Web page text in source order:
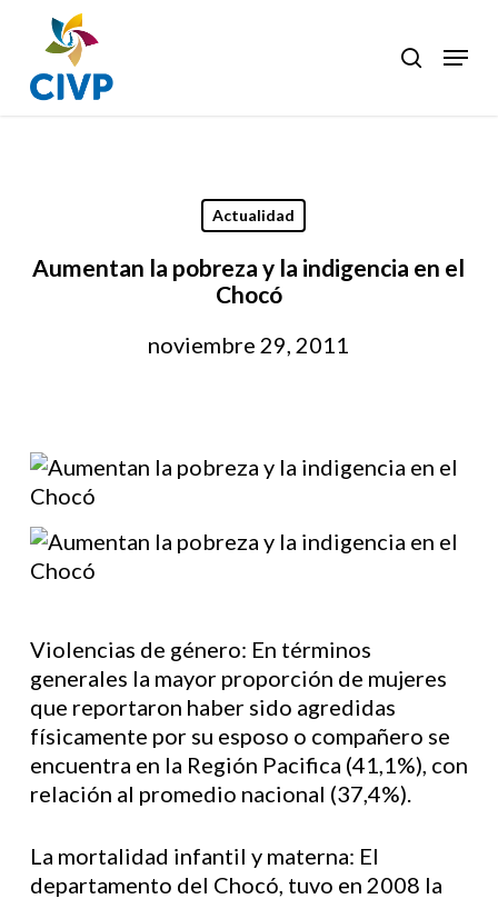
main
content
search
Menu
Actualidad
Aumentan la pobreza y la indigencia en el
Chocó
noviembre 29, 2011
Violencias de género: En términos
generales la mayor proporción de mujeres
que reportaron haber sido agredidas
físicamente por su esposo o compañero se
encuentra en la Región Pacifica (41,1%), con
relación al promedio nacional (37,4%).
La mortalidad infantil y materna: El
departamento del Chocó, tuvo en 2008 la
Close